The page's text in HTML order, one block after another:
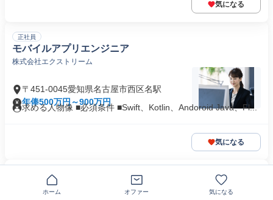
気になる
正社員
モバイルアプリエンジニア
株式会社エクストリーム
〒451-0045愛知県名古屋市西区名駅
年俸500万円～900万円
求める人物像 ■必須条件 ■Swift、Kotlin、Andoroid Java、Fl...
気になる
業務アプリケーションエンジニア C言語 .NET
ホーム オファー 気になる